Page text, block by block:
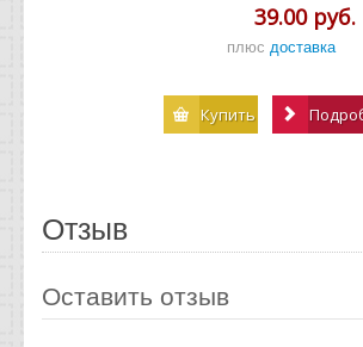
39.00 руб.
плюс доставка
Купить
Отзыв
Оставить отзыв